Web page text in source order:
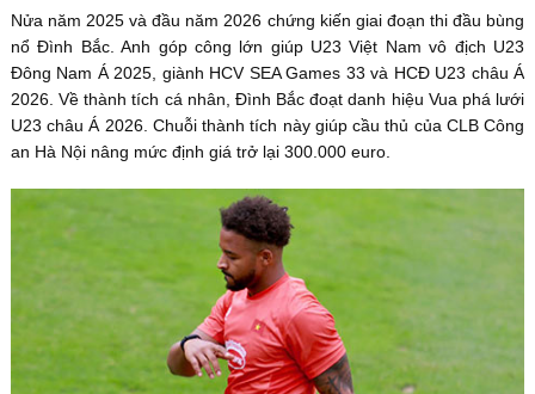
Nửa năm 2025 và đầu năm 2026 chứng kiến giai đoạn thi đầu bùng
nổ Đình Bắc. Anh góp công lớn giúp U23 Việt Nam vô địch U23
Đông Nam Á 2025, giành HCV SEA Games 33 và HCĐ U23 châu Á
2026. Về thành tích cá nhân, Đình Bắc đoạt danh hiệu Vua phá lưới
U23 châu Á 2026. Chuỗi thành tích này giúp cầu thủ của CLB Công
an Hà Nội nâng mức định giá trở lại 300.000 euro.